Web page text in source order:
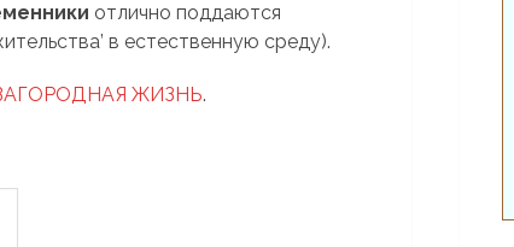
отлично поддаются
в естественную среду).
ЗАГОРОДНАЯ ЖИЗНЬ.